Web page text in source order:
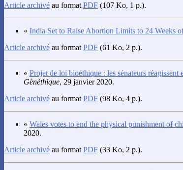
Article archivé au format PDF (107 Ko, 1 p.).
« India Set to Raise Abortion Limits to 24 Weeks
Article archivé au format PDF (61 Ko, 2 p.).
« Projet de loi bioéthique : les sénateurs réagissent
Gènéthique, 29 janvier 2020.
Article archivé au format PDF (98 Ko, 4 p.).
« Wales votes to end the physical punishment of
2020.
Article archivé au format PDF (33 Ko, 2 p.).